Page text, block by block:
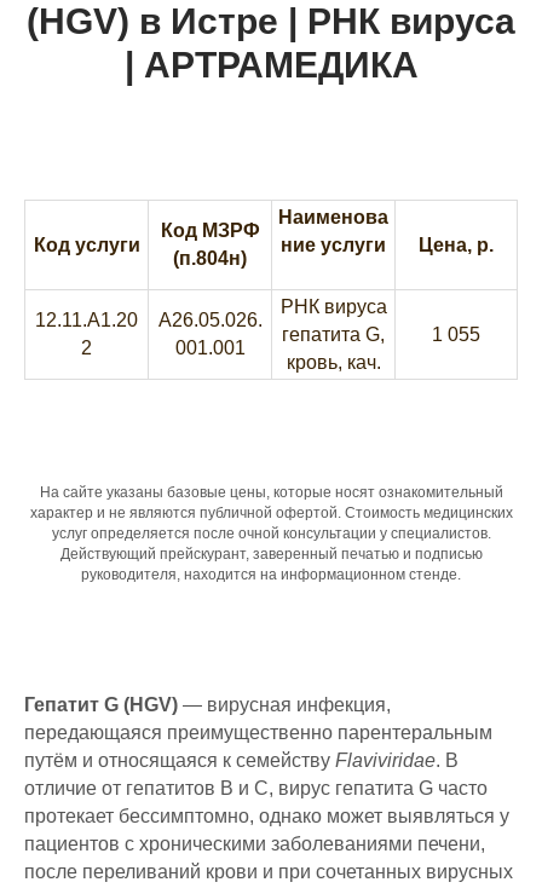
(HGV) в Истре | РНК вируса
| АРТРАМЕДИКА
Код услуги
Код МЗРФ
(п.804н)
Наименова
ние услуги
Цена, р.
12.11.A1.20
2
A26.05.026.
001.001
РНК вируса
гепатита G,
кровь, кач.
1 055
На сайте указаны базовые цены, которые носят ознакомительный
характер и не являются публичной офертой. Стоимость медицинских
услуг определяется после очной консультации у специалистов.
Действующий прейскурант, заверенный печатью и подписью
руководителя, находится на информационном стенде.
Гепатит G (HGV) — вирусная инфекция,
передающаяся преимущественно парентеральным
путём и относящаяся к семейству Flaviviridae. В
отличие от гепатитов B и C, вирус гепатита G часто
протекает бессимптомно, однако может выявляться у
пациентов с хроническими заболеваниями печени,
после переливаний крови и при сочетанных вирусных